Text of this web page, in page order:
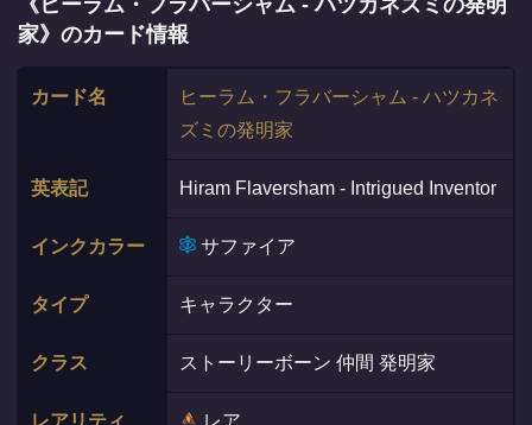
《ヒーラム・フラバーシャム - ハツカネズミの発明
家》のカード情報
カード名
ヒーラム・フラバーシャム - ハツカネ
ズミの発明家
英表記 Hiram Flaversham - Intrigued Inventor
インクカラー サファイア
タイプ キャラクター
クラス ストーリーボーン 仲間 発明家